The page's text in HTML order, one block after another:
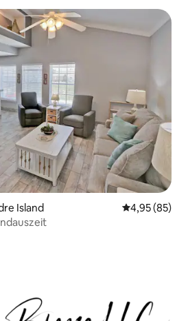
Island
4,95 (85)